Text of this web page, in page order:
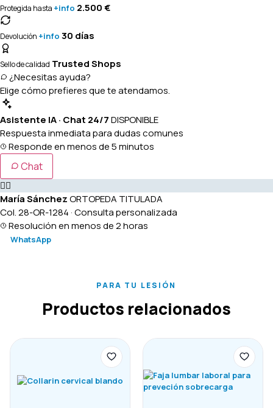
Protegida hasta +info 2.500 €
Devolución +info 30 días
Sello de calidad Trusted Shops
¿Necesitas ayuda?
Elige cómo prefieres que te atendamos.
Asistente IA · Chat 24/7DISPONIBLE
Respuesta inmediata para dudas comunes
Responde en menos de 5 minutos
Chat
👩‍⚕️
María SánchezORTOPEDA TITULADA
Col. 28-OR-1284 · Consulta personalizada
Resolución en menos de 2 horas
WhatsApp
PARA TU LESIÓN
Productos relacionados